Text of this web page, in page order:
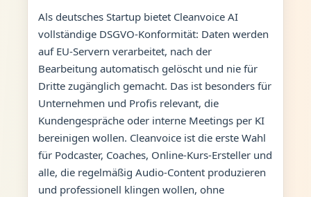
Als deutsches Startup bietet Cleanvoice AI
vollständige DSGVO-Konformität: Daten werden
auf EU-Servern verarbeitet, nach der
Bearbeitung automatisch gelöscht und nie für
Dritte zugänglich gemacht. Das ist besonders für
Unternehmen und Profis relevant, die
Kundengespräche oder interne Meetings per KI
bereinigen wollen. Cleanvoice ist die erste Wahl
für Podcaster, Coaches, Online-Kurs-Ersteller und
alle, die regelmäßig Audio-Content produzieren
und professionell klingen wollen, ohne